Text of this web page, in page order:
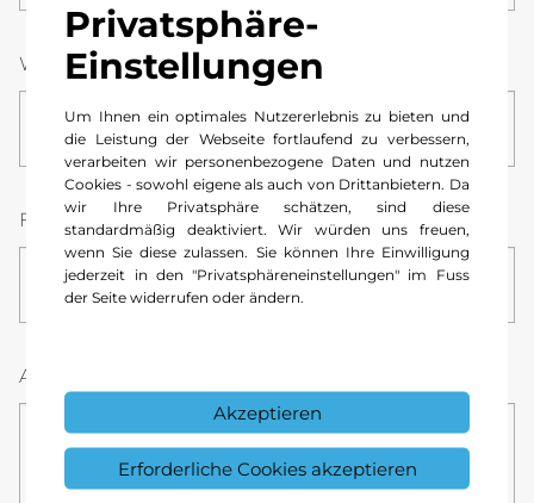
Privatsphäre-
Einstellungen
Um Ihnen ein optimales Nutzererlebnis zu bieten und
die Leistung der Webseite fortlaufend zu verbessern,
verarbeiten wir personenbezogene Daten und nutzen
Cookies - sowohl eigene als auch von Drittanbietern. Da
wir Ihre Privatsphäre schätzen, sind diese
standardmäßig deaktiviert. Wir würden uns freuen,
wenn Sie diese zulassen. Sie können Ihre Einwilligung
jederzeit in den "Privatsphäreneinstellungen" im Fuss
der Seite widerrufen oder ändern.
Akzeptieren
Erforderliche Cookies akzeptieren
Wunsch-Datum Stunde
08
Fahrzeug * Kontrollschild *
Auszuführenden Werkstattleistungen